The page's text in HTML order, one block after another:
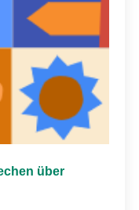
über